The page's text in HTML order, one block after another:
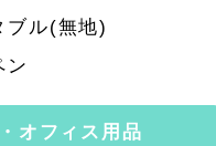
ブル(無地)
ン
オフィス用品